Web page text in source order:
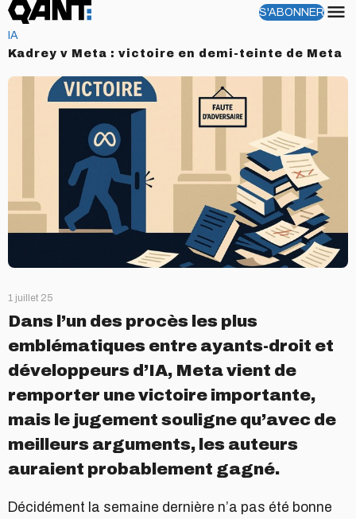
S'ABONNER
Menu
IA
Kadrey v Meta : victoire en demi-teinte de Meta
1 juillet 25
Dans l’un des procès les plus
emblématiques entre ayants-droit et
développeurs d’IA, Meta vient de
remporter une victoire importante,
mais le jugement souligne qu’avec de
meilleurs arguments, les auteurs
auraient probablement gagné.
Décidément la semaine dernière n’a pas été bonne